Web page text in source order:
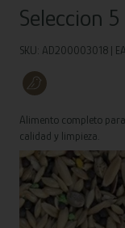
Seleccion 5
SKU: AD200003018 |
Alimento completo
calidad y limpieza.